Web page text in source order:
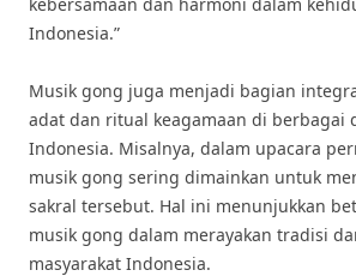
Indonesia.”
Musik gong juga menjadi bagian
adat dan ritual keagamaan di berbagai
Indonesia. Misalnya, dalam upacara
musik gong sering dimainkan untuk
sakral tersebut. Hal ini menunjukkan
musik gong dalam merayakan tradisi
masyarakat Indonesia.